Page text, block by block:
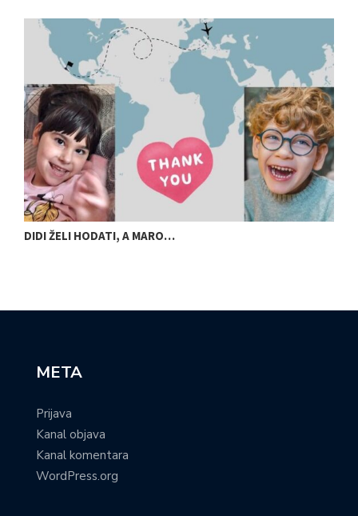
DIDI ŽELI HODATI, A MARO…
META
Prijava
Kanal objava
Kanal komentara
WordPress.org